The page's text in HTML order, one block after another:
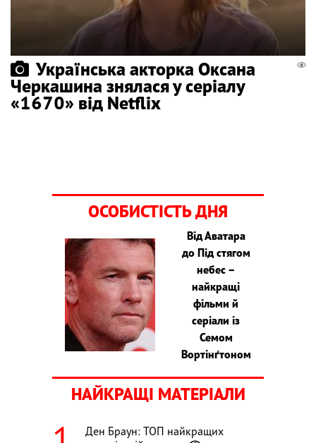
Українська акторка Оксана
Черкашина знялася у серіалу
«1670» від Netflix
ОСОБИСТІСТЬ ДНЯ
Від Аватара
до Під стягом
небес –
найкращі
фільми й
серіали із
Семом
Вортінґтоном
НАЙКРАЩІ МАТЕРІАЛИ
Ден Браун: ТОП найкращих